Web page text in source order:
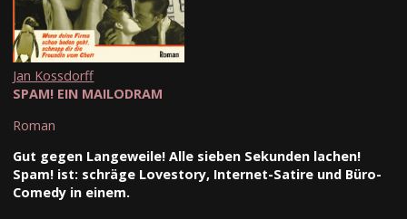
Jan Kossdorff
SPAM! EIN MAILODRAM
Roman
Gut gegen Langeweile! Alle sieben Sekunden lachen!
Spam! ist: schräge Lovestory, Internet-Satire und Büro-
Comedy in einem.